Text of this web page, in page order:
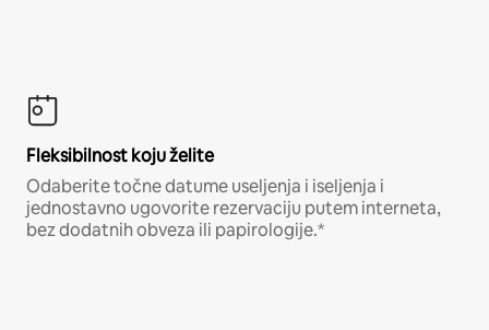
Fleksibilnost koju želite
Odaberite točne datume useljenja i iseljenja i
jednostavno ugovorite rezervaciju putem interneta,
bez dodatnih obveza ili papirologije.*